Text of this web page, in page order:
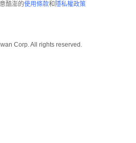
酷澎的使用條款和 隱私權政策
Corp. All rights reserved.